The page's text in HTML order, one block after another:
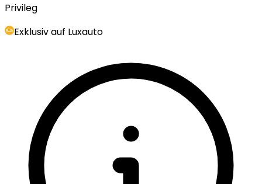
Privileg
Exklusiv auf Luxauto